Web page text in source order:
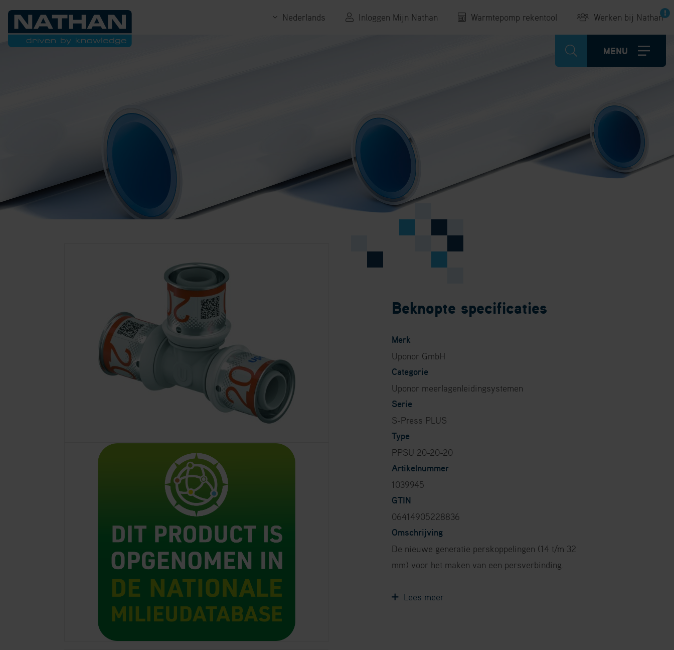
Werken bij Nathan
Warmtepomp rekentool
Inloggen Mijn Nathan
Nederlands
MENU
Uponor S-Press PLUS T-stuk
PPSU 20-20-20
Beknopte specificaties
Merk
Uponor GmbH
Categorie
Uponor meerlagenleidingsystemen
Serie
S-Press PLUS
Type
PPSU 20-20-20
Artikelnummer
1039945
GTIN
06414905228836
Omschrijving
De nieuwe generatie perskoppelingen (14 t/m 32
mm) voor het maken van een persverbinding.